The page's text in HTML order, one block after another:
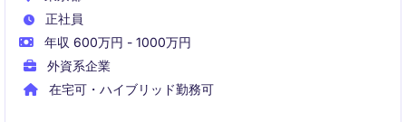
正社員
年収 600万円 - 1000万円
外資系企業
在宅可・ハイブリッド勤務可